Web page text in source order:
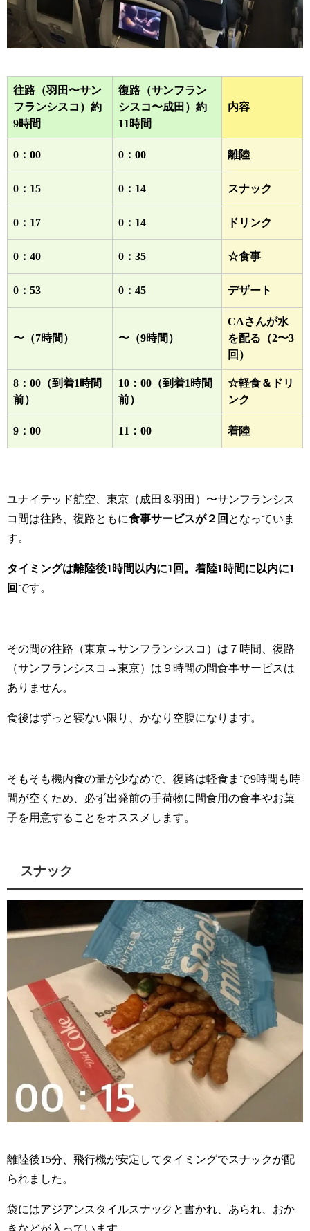
往路（羽田〜サン
フランシスコ）約
9時間
復路（サンフラン
シスコ〜成田）約
11時間
内容
0：00 0：00 離陸
0：15 0：14 スナック
0：17 0：14 ドリンク
0：40 0：35 ☆食事
0：53 0：45 デザート
〜（7時間） 〜（9時間）
CAさんが水
を配る（2〜3
回）
8：00（到着1時間
前）
10：00（到着1時間
前）
☆軽食＆ドリ
ンク
9：00 11：00 着陸
ユナイテッド航空、東京（成田＆羽田）〜サンフランシス
コ間は往路、復路ともに食事サービスが２回 となっていま
す。
タイミングは離陸後1時間以内に1回。着陸1時間に以内に1
回 です。
その間の往路（東京→サンフランシスコ）は７時間、復路
（サンフランシスコ→東京）は９時間の間食事サービスは
ありません。
食後はずっと寝ない限り、かなり空腹になります。
そもそも機内食の量が少なめで、復路は軽食まで9時間も時
間が空くため、必ず出発前の手荷物に間食用の食事やお菓
子を用意することをオススメします。
スナック
離陸後15分、飛行機が安定してタイミングでスナックが配
られました。
袋にはアジアンスタイルスナックと書かれ、あられ、おか